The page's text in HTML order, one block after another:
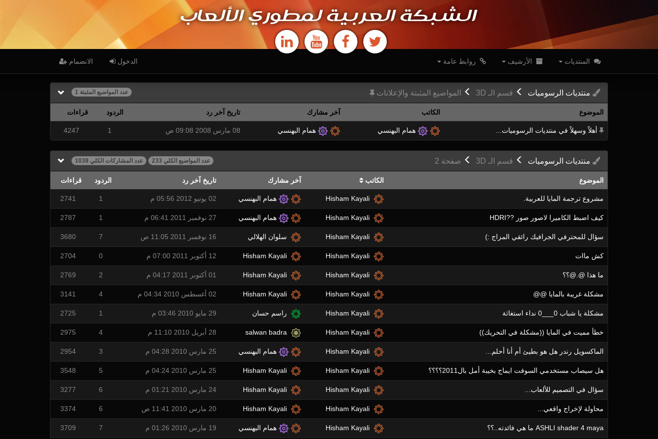
الشبكة العربية لمطوري الألعاب
المنتديات الأرشيف روابط عامة الدخول الانضمام
منتديات الرسوميات قسم الـ 3D المواضيع المثبتة والإعلانات عدد المواضيع المثبتة 1
الموضوع الكاتب آخر مشارك تاريخ آخر رد الردود قراءات
أهلاً وسهلاً في منتديات الرسوميات... همام البهنسي همام البهنسي 08 مارس 2008 09:08 ص 1
4247
منتديات الرسوميات قسم الـ 3D صفحة عدد المواضيع الكلي 233 عدد المشاركات الكلي 1038
الموضوع الكاتب آخر مشارك تاريخ آخر رد الردود قراءات
مشروع ترجمة المايا للعربية. همام البهنسي 02 يونيو 2012 05:56 م 1
2741
كيف اضبط الكاميرا لاصور صور ??HDRI همام البهنسي 27 نوفمبر 2011 06:41 م 1
2787
سؤال للمحترفي الجرافيك رائقي المزاج :) سلوان الهلالي 16 نوفمبر 2011 11:05 ص 7
3680
كش ماات 12 أكتوبر 2011 07:00 م 0
2704
ما هذا @.@؟؟ 01 أكتوبر 2011 04:17 م 2
2769
مشكلة غريبة بالمايا @@ 02 أغسطس 2010 04:34 م 4
3141
مشكلة يا شباب 0___0 نداء استغاثة راسم حسان 29 مايو 2010 03:46 م 1
2725
خطأ مميت في المايا ((مشكلة في التحريك)) 28 أبريل 2010 11:10 م 4
2975
الماكسويل رندر هل هو بطيئ أم أنا أحلم... همام البهنسي 25 مارس 2010 04:28 م 3
2954
هل سيصاب مستخدمي السوفت ايماج بخيبة أمل بال2011؟؟؟؟ 25 مارس 2010 04:24 م 5
3548
سؤال في التصميم للألعاب... 24 مارس 2010 01:21 م 6
3277
محاولة لإخراج واقعي... 20 مارس 2010 11:41 ص 6
3374
ASHLI shader 4 maya ما هي فائدته..؟؟ همام البهنسي 19 مارس 2010 01:26 م 7
3709